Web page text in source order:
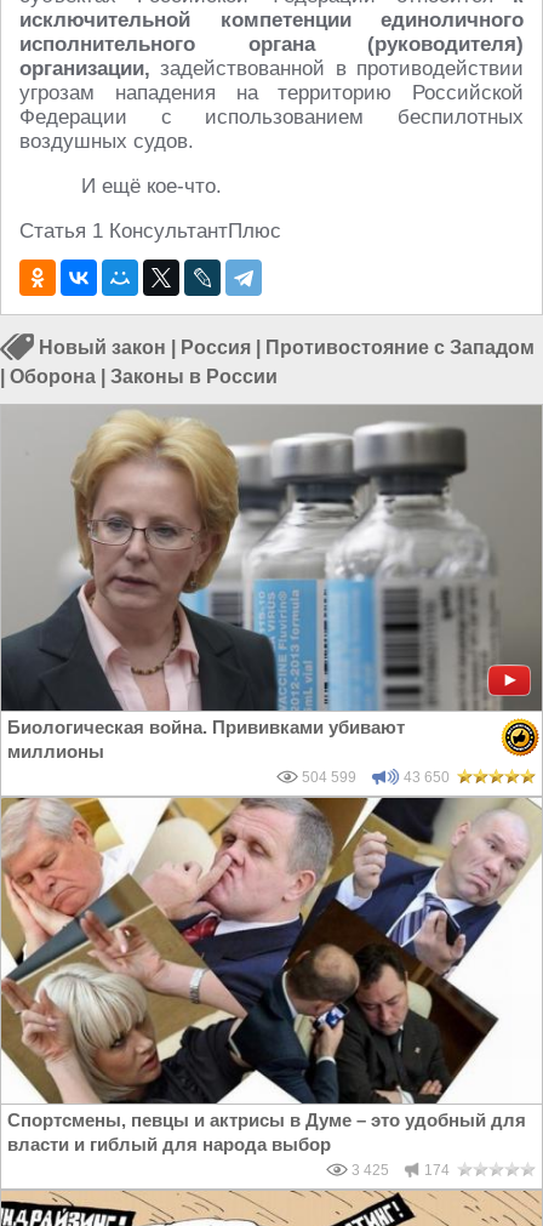
исключительной компетенции единоличного
исполнительного органа (руководителя)
организации, задействованной в противодействии
угрозам нападения на территорию Российской
Федерации с использованием беспилотных
воздушных судов.
И ещё кое-что.
Статья 1 КонсультантПлюс
Новый закон Россия
Противостояние с Западом
Оборона Законы в России
Биологическая война. Прививками убивают
миллионы
504 599 43 650
Спортсмены, певцы и актрисы в Думе – это удобный для
власти и гиблый для народа выбор
3 425 174